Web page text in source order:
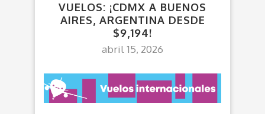
VUELOS: ¡CDMX A BUENOS
AIRES, ARGENTINA DESDE
$9,194!
abril 15, 2026